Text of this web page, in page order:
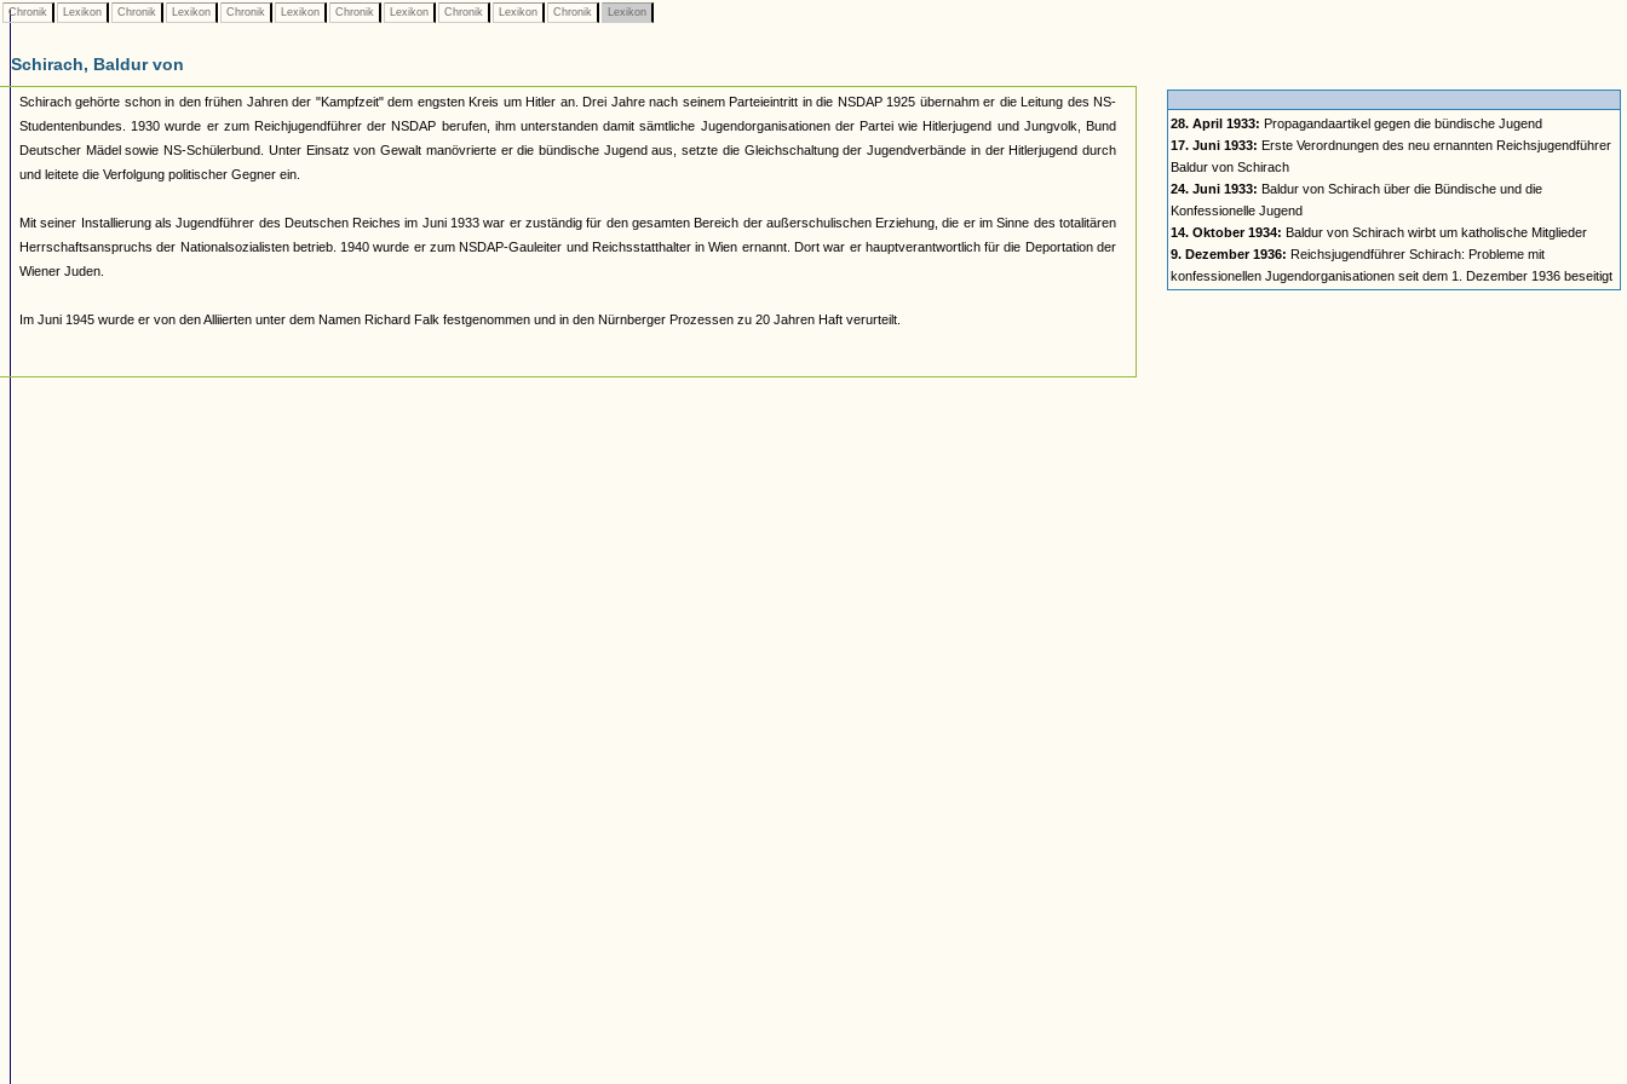
Chronik Lexikon Chronik Lexikon Chronik Lexikon Chronik Lexikon Chronik Lexikon Chronik Lexikon
Schirach, Baldur von
Schirach gehörte schon in den frühen Jahren der "Kampfzeit" dem engsten Kreis um Hitler an. Drei Jahre nach seinem Parteieintritt in die NSDAP 1925 übernahm er die Leitung des NS-
Studentenbundes. 1930 wurde er zum Reichjugendführer der NSDAP berufen, ihm unterstanden damit sämtliche Jugendorganisationen der Partei wie Hitlerjugend und Jungvolk, Bund
Deutscher Mädel sowie NS-Schülerbund. Unter Einsatz von Gewalt manövrierte er die bündische Jugend aus, setzte die Gleichschaltung der Jugendverbände in der Hitlerjugend durch
und leitete die Verfolgung politischer Gegner ein.
Mit seiner Installierung als Jugendführer des Deutschen Reiches im Juni 1933 war er zuständig für den gesamten Bereich der außerschulischen Erziehung, die er im Sinne des totalitären
Herrschaftsanspruchs der Nationalsozialisten betrieb. 1940 wurde er zum NSDAP-Gauleiter und Reichsstatthalter in Wien ernannt. Dort war er hauptverantwortlich für die Deportation der
Wiener Juden.
Im Juni 1945 wurde er von den Alliierten unter dem Namen Richard Falk festgenommen und in den Nürnberger Prozessen zu 20 Jahren Haft verurteilt.
28. April 1933: Propagandaartikel gegen die bündische Jugend
17. Juni 1933: Erste Verordnungen des neu ernannten Reichsjugendführer
Baldur von Schirach
24. Juni 1933: Baldur von Schirach über die Bündische und die
Konfessionelle Jugend
14. Oktober 1934: Baldur von Schirach wirbt um katholische Mitglieder
9. Dezember 1936: Reichsjugendführer Schirach: Probleme mit
konfessionellen Jugendorganisationen seit dem 1. Dezember 1936 beseitigt